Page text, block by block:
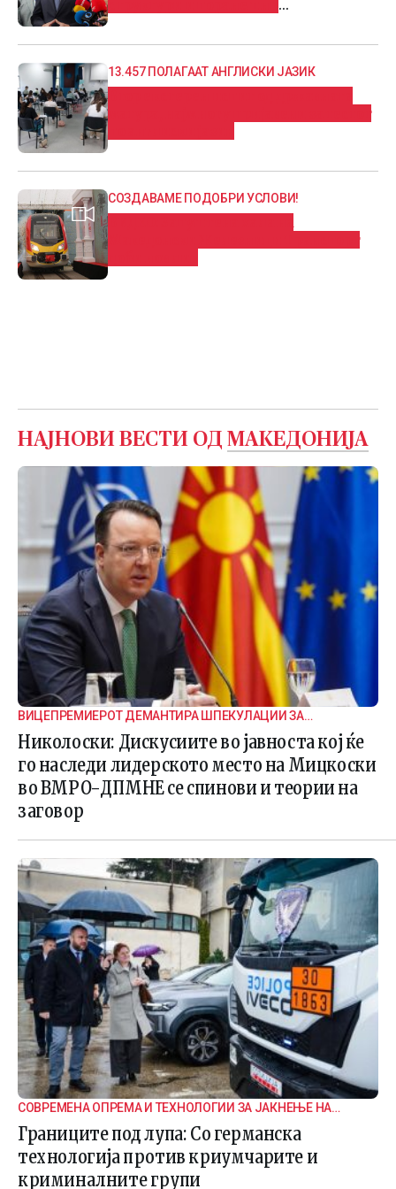
13.457 ПОЛАГААТ АНГЛИСКИ ЈАЗИК
матура, најмногу пријавени за тестот
СОЗДАВАМЕ ПОДОБРИ УСЛОВИ!
ВИДЕО: Запуштена хала на
Македонски Железници Транспорт
НАЈНОВИ ВЕСТИ ОД МАКЕДОНИЈА
ВИЦЕПРЕМИЕРОТ ДЕМАНТИРА ШПЕКУЛАЦИИ ЗА
ВНАТРЕПАРТИСКИ ПОДЕЛБИ
Николоски: Дискусиите во јавноста кој ќе
го наследи лидерското место на Мицкоски
во ВМРО-ДПМНЕ се спинови и теории на
заговор
СОВРЕМЕНА ОПРЕМА И ТЕХНОЛОГИИ ЗА ЈАКНЕЊЕ НА
ГРАНИЧНАТА БЕЗБЕДНОСТ
Границите под лупа: Со германска
технологија против криумчарите и
криминалните групи